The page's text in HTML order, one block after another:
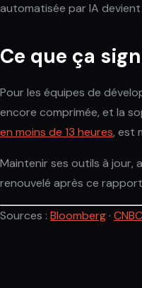
automatisée par IA
Ce que ça
Pour les équipes de
encore comprimée, et la
en moins de 13 heures, est
Maintenir ses outils à jour,
renouvelé après ce
Sources : Bloomberg · CNBC